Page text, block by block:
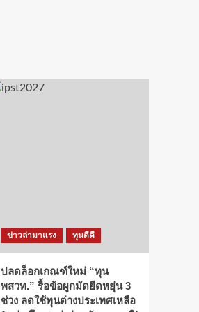
ข่าวล่ามาแรง ทุนดีดี
ปลดล็อกเกณฑ์ใหม่ “ทุน
พสวท.” รื้อข้อผูกมัดยืดหยุ่น 3
ช่วง ลดใช้ทุนต่างประเทศเหลือ